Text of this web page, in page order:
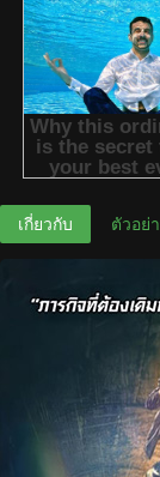
เกี่ยวกับ ตัวอย่